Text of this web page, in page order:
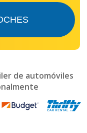
de automóviles